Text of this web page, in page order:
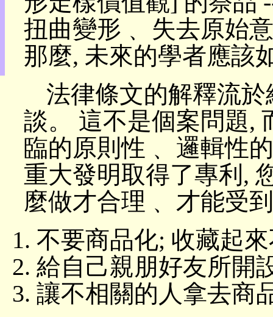
English
扭曲變形﹑ 失去原始
那麼, 未來的學者應該
法律條文的解釋流
談。 這不是個案問題,
臨的原則性﹑ 邏輯性
重大發明取得了專利,
麼做才合理﹑ 才能受
不要商品化; 收藏起
給自己親朋好友所開
讓不相關的人拿去商